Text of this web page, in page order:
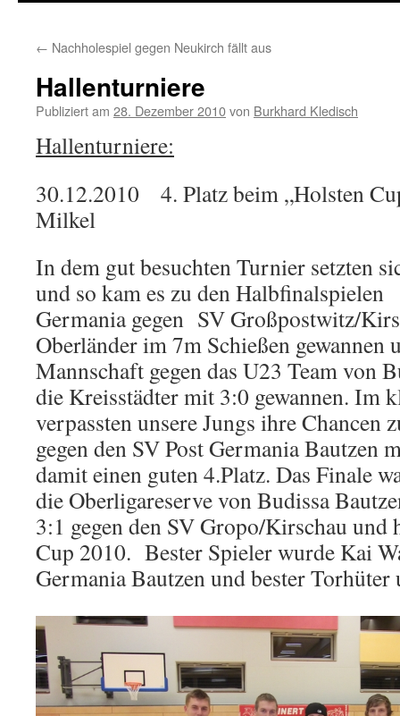
Inhalt
← Nachholespiel gegen Neukirch fällt aus
Hallenturniere
Publiziert am 28. Dezember 2010von Burkhard Kledisch
Hallenturniere:
30.12.2010 4. Platz beim „Holsten
Milkel
In dem gut besuchten Turnier setzten
und so kam es zu den
Germania gegen SV Großpostwitz/
Oberländer im 7m Schießen gewannen
Mannschaft gegen das U23 Team von
die Kreisstädter mit 3:0 gewannen. Im
verpassten unsere Jungs ihre Chancen
gegen den SV Post Germania Bautzen
damit einen guten 4.Platz. Das Finale
die Oberligareserve von Budissa
3:1 gegen den SV Gropo/Kirschau und
Cup 2010. Bester Spieler wurde Kai
Germania Bautzen und bester Torhüter